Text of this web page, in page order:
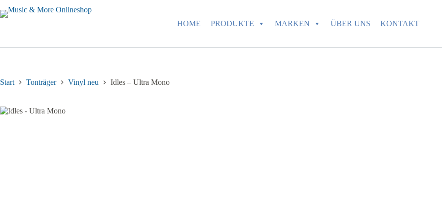
Inhalt
HOME PRODUKTE MARKEN ÜBER UNS KONTAKT
Start Tonträger Vinyl neu Idles – Ultra Mono